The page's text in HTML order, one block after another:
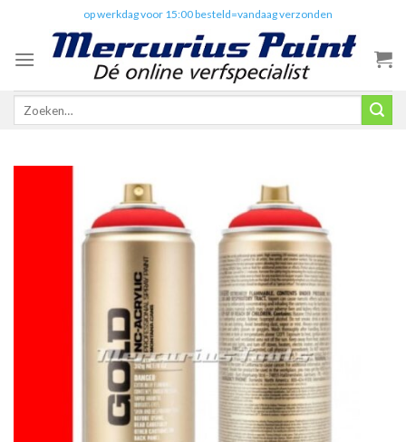
content
op werkdag voor 15:00 besteld=vandaag verzonden
Zoeken